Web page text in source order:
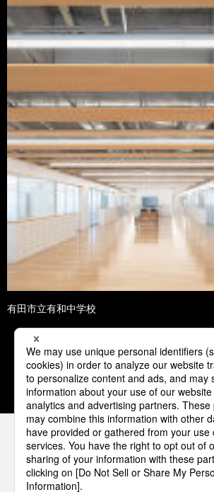
有田市立有和中学校
1 2 3 4 5
パナソニックの電気設備 SNS